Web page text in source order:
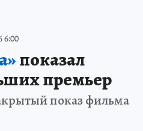
6:00
показал
премьер
показ фильма